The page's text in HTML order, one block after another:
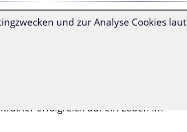
Serbien bietet Ihnen Folgendes:
erfolgreich auf ein Leben im
und zur Analyse Cookies laut